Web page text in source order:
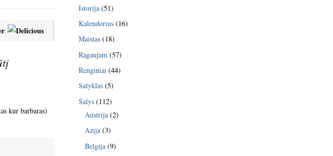
kur barbaras)
Istorija (51)
Kalendorius (16)
Maistas (18)
Ragaujam (57)
Renginiai (44)
Salyklas (5)
Šalys (112)
Austrija (2)
Azija (3)
Belgija (9)